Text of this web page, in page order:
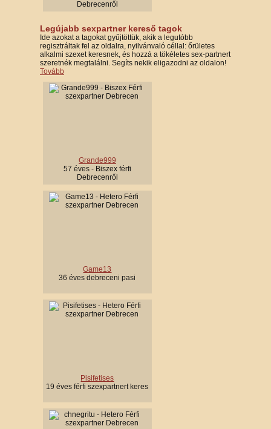
Debrecenről
Legújabb sexpartner kereső tagok
Ide azokat a tagokat gyűjtöttük, akik a legutóbb
regisztráltak fel az oldalra, nyilvánvaló céllal: őrületes
alkalmi szexet keresnek, és hozzá a tökéletes sex-partnert
szeretnék megtalálni. Segíts nekik eligazodni az oldalon!
Tovább
Grande999
57 éves - Biszex férfi
Debrecenről
Game13
36 éves debreceni pasi
Pisifetises
19 éves férfi szexpartnert keres